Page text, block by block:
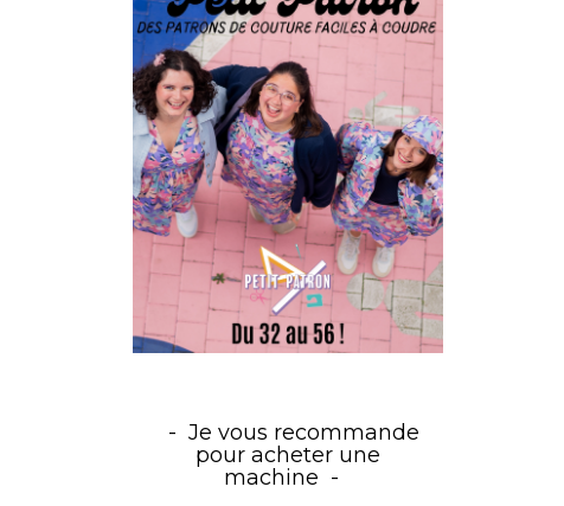
Je vous recommande
pour acheter une
machine